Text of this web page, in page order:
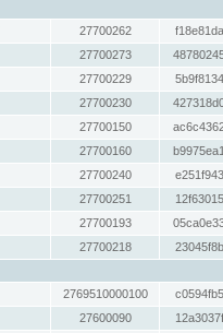
27700262
27700273
27700229
27700230
27700150
27700160
27700240
27700251
27700193
27700218
2769510000100
27600090